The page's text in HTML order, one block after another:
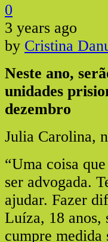
0
3 years ago
by Cristina
Neste ano,
unidades
dezembro
Julia Carolina,
“Uma coisa
ser advogada.
ajudar. Fazer
Luíza, 18 anos,
cumpre medida